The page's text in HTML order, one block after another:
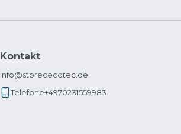
Kontakt
info@storececotec.de
Telefone+4970231559983